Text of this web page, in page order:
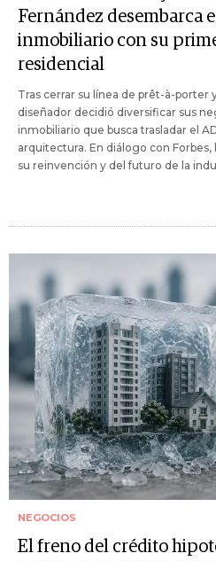
Fernández desembarca
inmobiliario con su
residencial
Tras cerrar su línea de prêt-à-porter
diseñador decidió diversificar sus
inmobiliario que busca trasladar el
arquitectura. En diálogo con Forbes,
su reinvención y del futuro de la
NEGOCIOS
El freno del crédito